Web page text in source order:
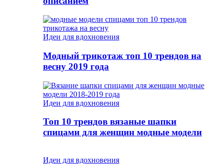
Идеи для вдохновения
Модный трикотаж топ 10 трендов на
весну 2019 года
Идеи для вдохновения
Топ 10 трендов вязаные шапки
спицами для женщин модные модели
Идеи для вдохновения